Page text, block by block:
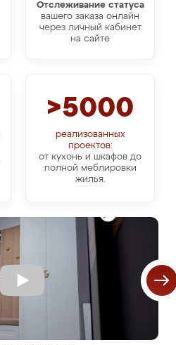
Отслеживание статуса
вашего заказа онлайн
через личный кабинет
на сайте
>5000
реализованных
проектов:
от кухонь и шкафов до
полной меблировки
жилья.